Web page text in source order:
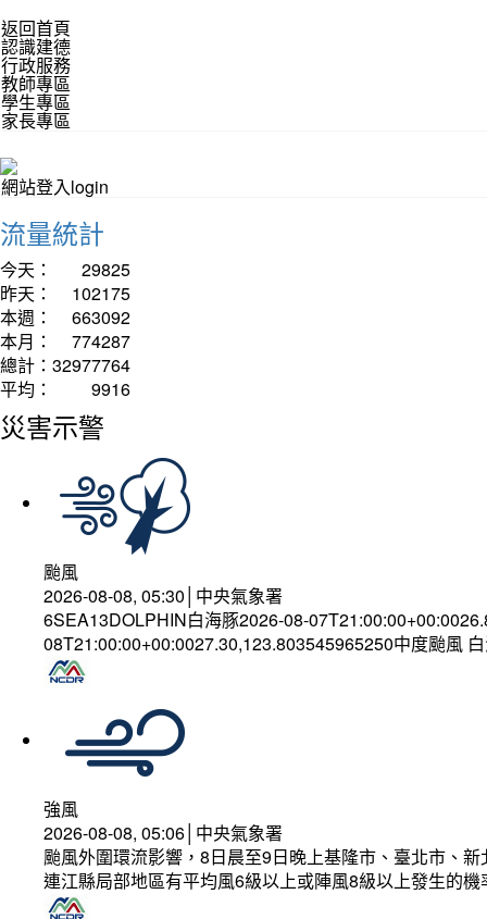
返回首頁
認識建德
行政服務
教師專區
學生專區
家長專區
網站登入login
流量統計
今天：
29825
昨天：
102175
本週：
663092
本月：
774287
總計： 32977764
平均：
9916
災害示警
颱風
2026-08-08, 05:30│中央氣象署
6SEA13DOLPHIN白海豚2026-08-
08T21:00:00+00:0027.30,123.803545965250中度颱風
強風
2026-08-08, 05:06│中央氣象署
颱風外圍環流影響，8日晨至9日晚上基隆市、臺北市、
連江縣局部地區有平均風6級以上或陣風8級以上發生的